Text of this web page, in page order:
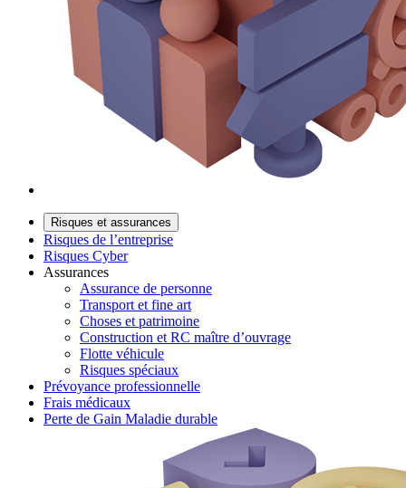
Risques et assurances
Risques de l’entreprise
Risques Cyber
Assurances
Assurance de personne
Transport et fine art
Choses et patrimoine
Construction et RC maître d’ouvrage
Flotte véhicule
Risques spéciaux
Prévoyance professionnelle
Frais médicaux
Perte de Gain Maladie durable